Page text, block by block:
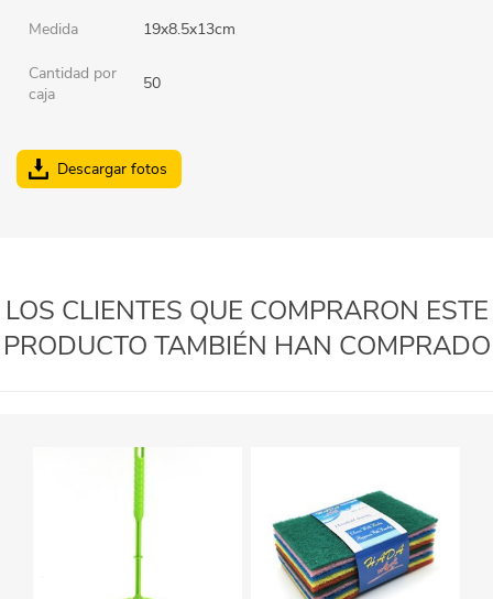
Medida 19x8.5x13cm
Cantidad por
caja
50
Descargar fotos
LOS CLIENTES QUE COMPRARON ESTE
PRODUCTO TAMBIÉN HAN COMPRADO